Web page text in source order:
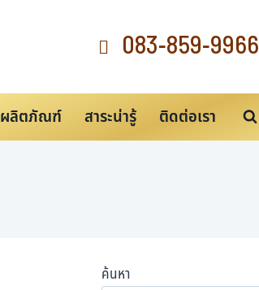
083-859-9966
ผลิตภัณฑ์ สาระน่ารู้ ติดต่อเรา
ค้นหา